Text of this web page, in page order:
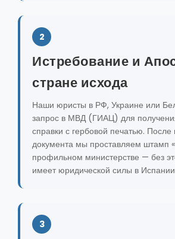
2
Истребование и
стране исхода
Наши юристы в РФ, Украине или
запрос в МВД (ГИАЦ) для
справки с гербовой печатью. После
документа мы проставляем штамп
профильном министерстве — без
имеет юридической силы в
3